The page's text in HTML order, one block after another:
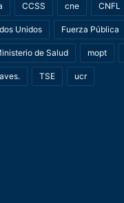
CCSS cne CNFL
Unidos Fuerza Pública
de Salud mopt
TSE ucr